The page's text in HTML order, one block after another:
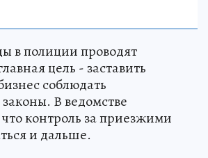
в полиции проводят
цель - заставить
соблюдать
В ведомстве
контроль за приезжими
и дальше.